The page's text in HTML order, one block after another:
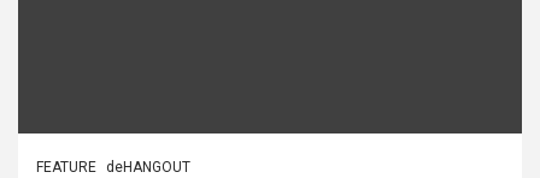
FEATURE deHANGOUT